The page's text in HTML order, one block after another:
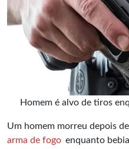
Homem é alvo de tiros
Um homem morreu depois
arma de fogo enquanto